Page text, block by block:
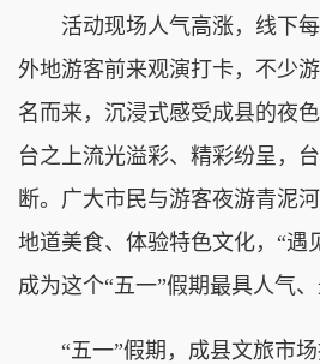
活动现场人气高涨，线下每
外地游客前来观演打卡，不少
名而来，沉浸式感受成县的夜
台之上流光溢彩、精彩纷呈，
断。广大市民与游客夜游青泥
地道美食、体验特色文化，“遇
成为这个“五一”假期最具人气
“五一”假期，成县文旅市场